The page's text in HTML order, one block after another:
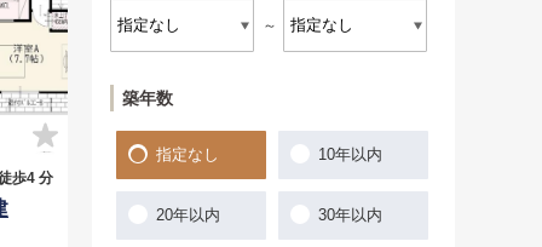
～
築年数
指定なし 10年以内
20年以内 30年以内
歩4 分